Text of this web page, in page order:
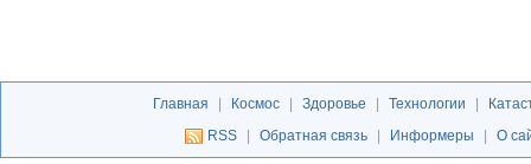
Главная | Космос | Здоровье | Технологии |
RSS
| Обратная связь | Информеры | О